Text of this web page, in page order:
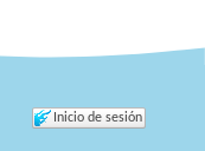
Inicio de sesión